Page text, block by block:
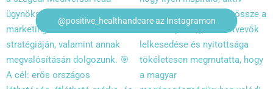
@positive_healthandcare az Instagramon